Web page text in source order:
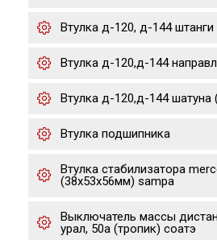
Втулка д-120, д-144 штанги
Втулка д-120,д-144
Втулка д-120,д-144 шатуна
Втулка подшипника
Втулка стабилизатора
(38x53x56мм) sampa
Выключатель массы
урал, 50а (тропик) соатэ